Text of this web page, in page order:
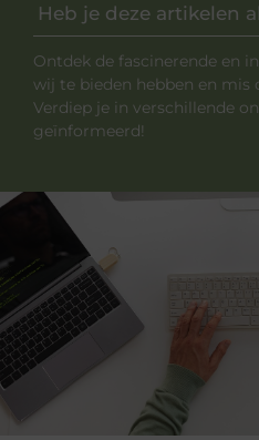
Heb je deze artikelen
Ontdek de fascinerende en
wij te bieden hebben en mis
Verdiep je in verschillende
geïnformeerd!